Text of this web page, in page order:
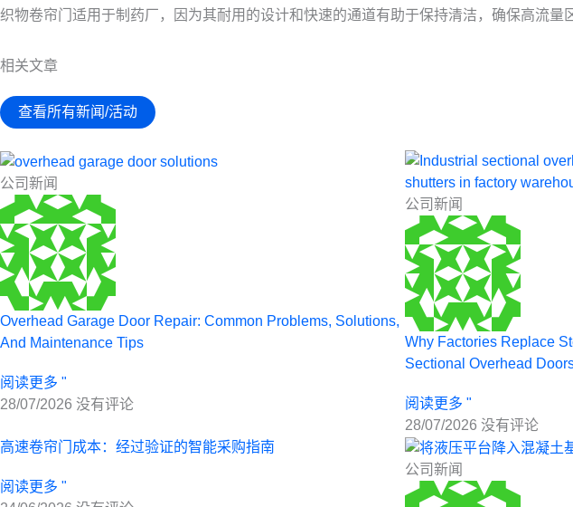
织物卷帘门适用于制药厂，因为其耐用的设计和快速的通道有助于保持清洁，确保高流量
相关文章
查看所有新闻/活动
公司新闻
Overhead Garage Door Repair: Common Problems, Solutions,
And Maintenance Tips
阅读更多 "
28/07/2026 没有评论
公司新闻
Why Factories Replace
Sectional Overhead
阅读更多 "
28/07/2026 没有评论
高速卷帘门成本：经过验证的智能采购指南
阅读更多 "
公司新闻